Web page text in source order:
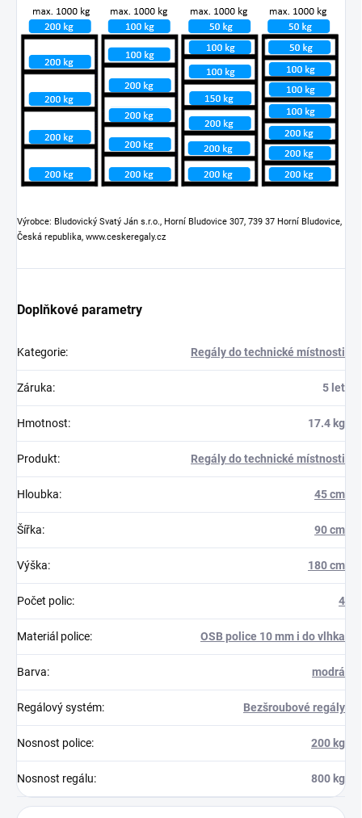
Výrobce: Bludovický Svatý Ján s.r.o., Horní Bludovice 307, 739 37 Horní Bludovice,
Česká republika, www.ceskeregaly.cz
Doplňkové parametry
Kategorie: Regály do technické místnosti
Záruka: 5 let
Hmotnost: 17.4 kg
Produkt: Regály do technické místnosti
Hloubka: 45 cm
Šířka: 90 cm
Výška: 180 cm
Počet polic: 4
Materiál police: OSB police 10 mm i do vlhka
Barva: modrá
Regálový systém: Bezšroubové regály
Nosnost police: 200 kg
Nosnost regálu: 800 kg